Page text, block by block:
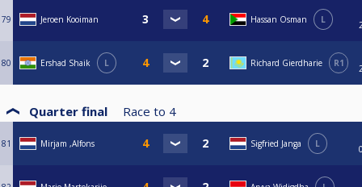
79 Jeroen Kooiman Hassan Osman L
80 Ershad Shaik L Richard Gierdharie R1
Quarter final Race to 4
81 Mirjam ,Alfons Sigfried Janga L